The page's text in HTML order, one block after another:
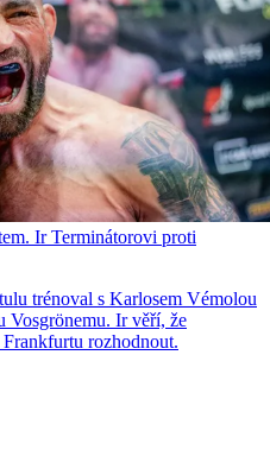
Ir Terminátorovi proti
trénoval s Karlosem Vémolou
Vosgrönemu. Ir věří, že
Frankfurtu rozhodnout.